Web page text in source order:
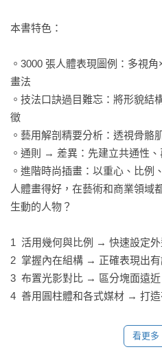
本書特色：
。3000 張人體表現圖例：多視
畫法
。技法口訣過目難忘：將形貌結
徵
。藝用解剖精要分析：透視骨骼
。通則 → 差異：先建立共通性
。進階時尚插畫：以重心、比例
人體畫得好，在藝術和商業領
生動的人物？
1  活用幾何與比例 → 快速設定
2  掌握內在組構 → 正確表現出
3  布置光影對比 → 區分塊面遠
4  善用圓柱體和各式媒材 → 打
本書是知名繪畫暢銷書作家傑克
也是最為人稱道、不可或缺的一
看更多